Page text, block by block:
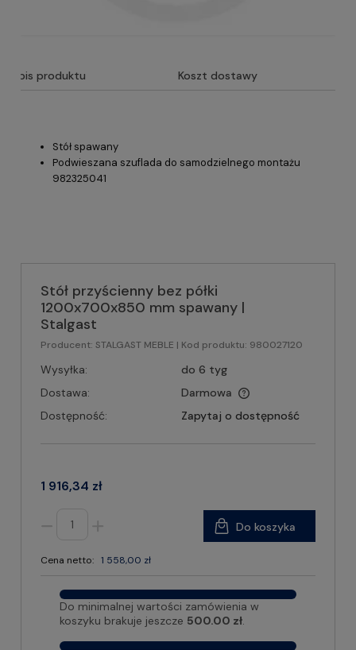
Opis produktu Koszt dostawy
Stół spawany
Podwieszana szuflada do samodzielnego montażu
982325041
Stół przyścienny bez półki
1200x700x850 mm spawany |
Stalgast
Producent: STALGAST MEBLE | Kod produktu: 980027120
Wysyłka:
do 6 tyg
Dostawa:
Darmowa
Dostępność:
Zapytaj o dostępność
1 916,34 zł
Cena netto: 1 558,00 zł
Do koszyka
Do minimalnej wartości zamówienia w
koszyku brakuje jeszcze 500.00 zł.